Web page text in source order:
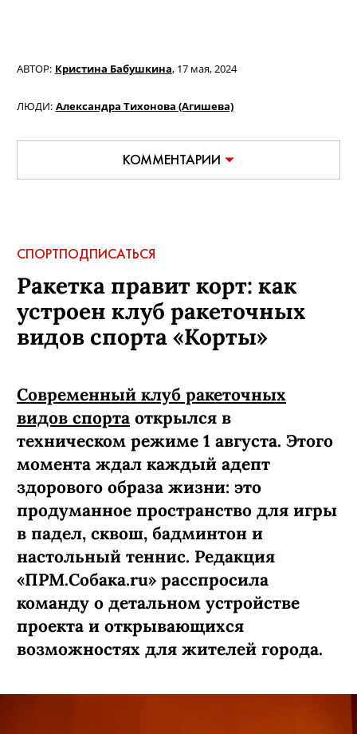
АВТОР: Кристина Бабушкина, 17 мая, 2024
ЛЮДИ: Александра Тихонова (Агишева)
СПОРТПОДПИСАТЬСЯ
Ракетка правит корт: как
устроен клуб ракеточных
Современный клуб ракеточных
видов спорта открылся в
техническом режиме 1 августа. Этого
момента ждал каждый адепт
здорового образа жизни: это
продуманное пространство для игры
в падел, сквош, бадминтон и
настольный теннис. Редакция
«ПРМ.Собака.ru» расспросила
команду о детальном устройстве
проекта и открывающихся